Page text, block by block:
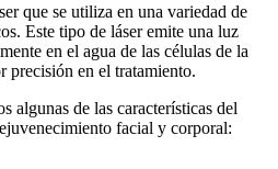
que se utiliza en una variedad de
Este tipo de láser emite una luz
en el agua de las células de la
precisión en el tratamiento.
algunas de las características del
facial y corporal: